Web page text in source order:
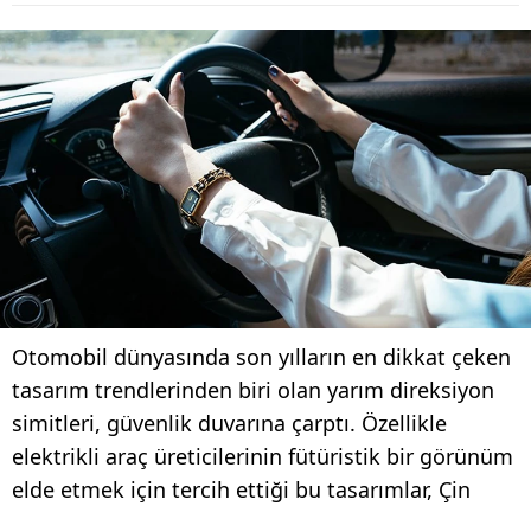
Otomobil dünyasında son yılların en dikkat çeken
tasarım trendlerinden biri olan yarım direksiyon
simitleri, güvenlik duvarına çarptı. Özellikle
elektrikli araç üreticilerinin fütüristik bir görünüm
elde etmek için tercih ettiği bu tasarımlar, Çin